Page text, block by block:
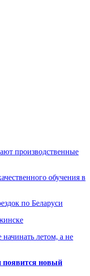
производственные
обучения в
по Беларуси
летом, а не
появится новый